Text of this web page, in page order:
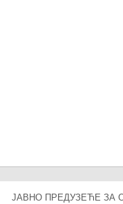
ЈАВНО ПРЕДУЗЕЋЕ ЗА